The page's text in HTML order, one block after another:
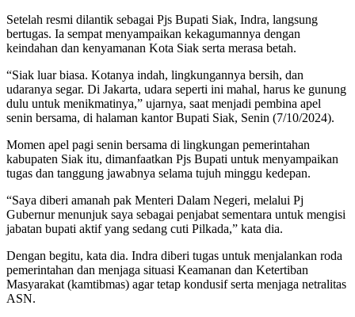
Setelah resmi dilantik sebagai Pjs Bupati Siak, Indra, langsung
bertugas. Ia sempat menyampaikan kekagumannya dengan
keindahan dan kenyamanan Kota Siak serta merasa betah.
“Siak luar biasa. Kotanya indah, lingkungannya bersih, dan
udaranya segar. Di Jakarta, udara seperti ini mahal, harus ke gunung
dulu untuk menikmatinya,” ujarnya, saat menjadi pembina apel
senin bersama, di halaman kantor Bupati Siak, Senin (7/10/2024).
Momen apel pagi senin bersama di lingkungan pemerintahan
kabupaten Siak itu, dimanfaatkan Pjs Bupati untuk menyampaikan
tugas dan tanggung jawabnya selama tujuh minggu kedepan.
“Saya diberi amanah pak Menteri Dalam Negeri, melalui Pj
Gubernur menunjuk saya sebagai penjabat sementara untuk mengisi
jabatan bupati aktif yang sedang cuti Pilkada,” kata dia.
Dengan begitu, kata dia. Indra diberi tugas untuk menjalankan roda
pemerintahan dan menjaga situasi Keamanan dan Ketertiban
Masyarakat (kamtibmas) agar tetap kondusif serta menjaga netralitas
ASN.